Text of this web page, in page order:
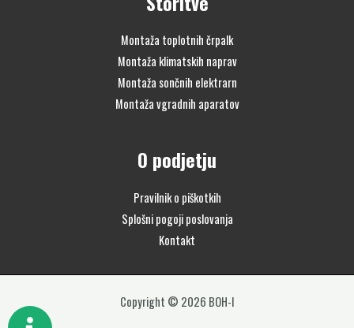
Montaža toplotnih črpalk
Montaža klimatskih naprav
Montaža sončnih elektrarn
Montaža vgradnih aparatov
O podjetju
Pravilnik o piškotkih
Splošni pogoji poslovanja
Kontakt
Copyright © 2026 BOH-I